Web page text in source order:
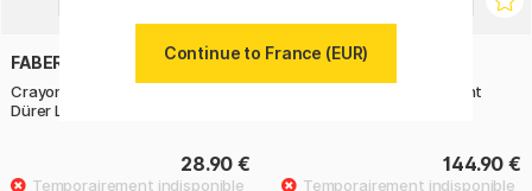
FABER-CASTELL
Crayons Aquarelle Albrecht
Dürer Lot de 12
28.90 €
FABER-CASTELL
Crayons Aquarelle Albrecht
144.90 €
Continue to France (EUR)